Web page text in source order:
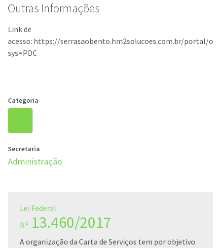
Outras Informações
Link de
acesso: https://serrasaobento.hm2solucoes.com.br/portal/
sys=PDC
Categoria
Secretaria
Administração
Lei Federal
Nº 13.460/2017
A organização da Carta de Serviços tem por objetivo